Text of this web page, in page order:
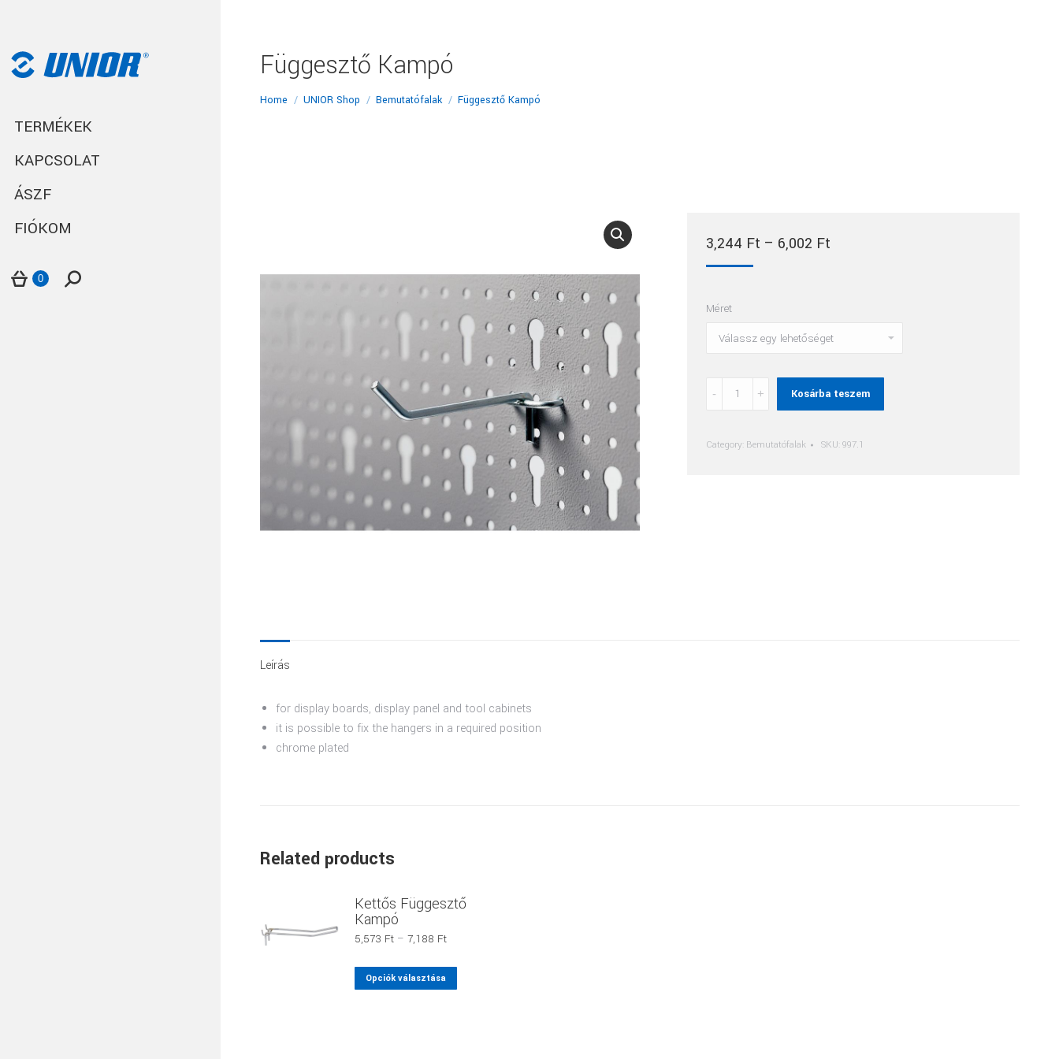
TERMÉKEK
KAPCSOLAT
ÁSZF
FIÓKOM
0 Search:
Függesztő Kampó
You are here:
Home UNIOR Shop Bemutatófalak Függesztő Kampó
3,244 Ft – 6,002 Ft
Méret
Függesztő
Kosárba teszem
Category: Bemutatófalak SKU:997.1
Leírás
for display boards, display panel and tool cabinets
it is possible to fix the hangers in a required position
chrome plated
Related products
Kettős Függesztő
Kampó
5,573 Ft – 7,188 FtÁrtartomány:
-
7,188 Ft
Opciók választása